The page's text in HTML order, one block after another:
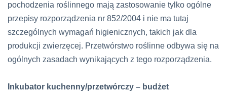
pochodzenia roślinnego mają zastosowanie tylko ogólne
przepisy rozporządzenia nr 852/2004 i nie ma tutaj
szczególnych wymagań higienicznych, takich jak dla
produkcji zwierzęcej. Przetwórstwo roślinne odbywa się na
ogólnych zasadach wynikających z tego rozporządzenia.
Inkubator kuchenny/przetwórczy – budżet